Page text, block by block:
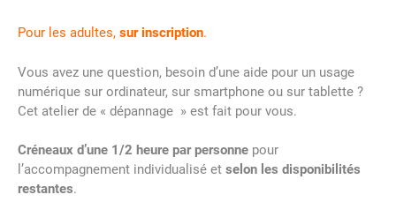
Pour les adultes, sur inscription.
Vous avez une question, besoin d’une aide pour un usage
numérique sur ordinateur, sur smartphone ou sur tablette ?
Cet atelier de « dépannage » est fait pour vous.
Créneaux d’une 1/2 heure par personne pour
l’accompagnement individualisé et selon les disponibilités
restantes.